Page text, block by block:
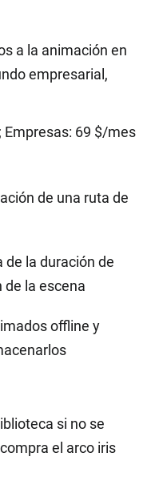
a la animación en
empresarial,
Empresas: 69 $/mes
de una ruta de
la duración de
de la escena
offline y
si no se
el arco iris